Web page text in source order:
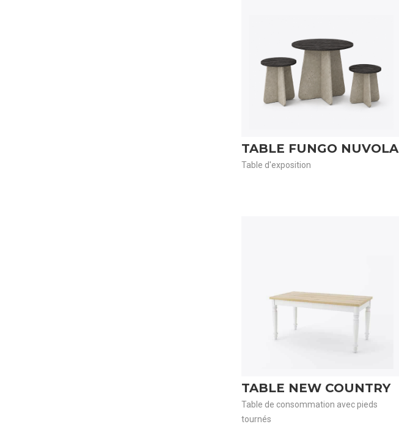
TABLE FUNGO NUVOLA
Table d'exposition
TABLE NEW COUNTRY
Table de consommation avec pieds
tournés